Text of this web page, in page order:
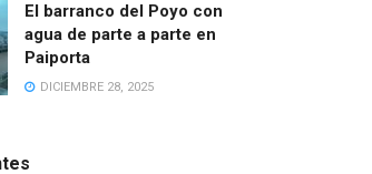
El barranco del Poyo con
agua de parte a parte en
Paiporta
DICIEMBRE 28, 2025